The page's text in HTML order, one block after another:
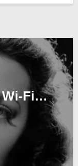
Wi-Fi…